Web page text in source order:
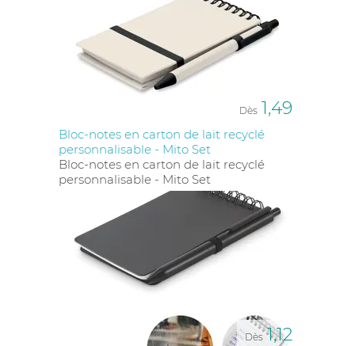
Dès 1,49
Bloc-notes en carton de lait recyclé
personnalisable - Mito Set
Bloc-notes en carton de lait recyclé
personnalisable - Mito Set
Dès 1,12